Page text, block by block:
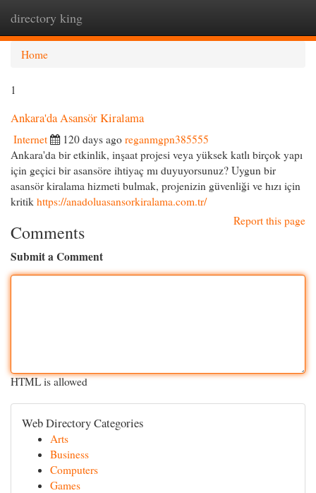
directory king
Home
1
Ankara'da Asansör Kiralama
Internet 120 days ago reganmgpn385555
Ankara'da bir etkinlik, inşaat projesi veya yüksek katlı birçok yapı
için geçici bir asansöre ihtiyaç mı duyuyorsunuz? Uygun bir
asansör kiralama hizmeti bulmak, projenizin güvenliği ve hızı için
kritik https://anadoluasansorkiralama.com.tr/
Report this page
Comments
Submit a Comment
HTML is allowed
Web Directory Categories
Arts
Business
Computers
Games